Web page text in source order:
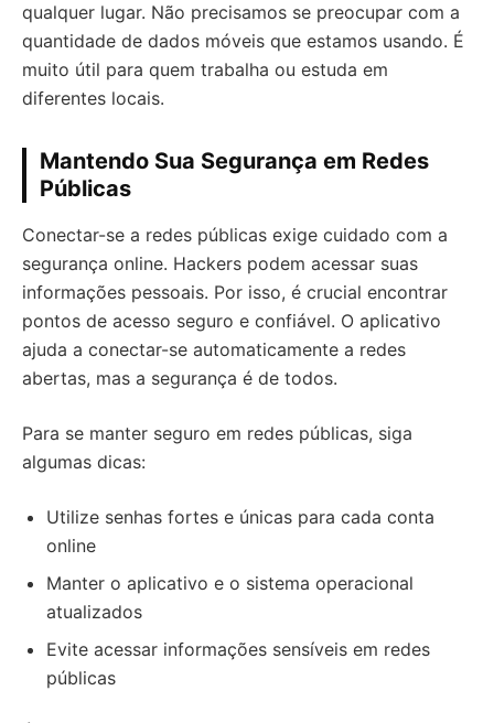
qualquer lugar. Não precisamos se preocupar com a
quantidade de dados móveis que estamos usando. É
muito útil para quem trabalha ou estuda em
diferentes locais.
Mantendo Sua Segurança em Redes
Públicas
Conectar-se a redes públicas exige cuidado com a
segurança online. Hackers podem acessar suas
informações pessoais. Por isso, é crucial encontrar
pontos de acesso seguro e confiável. O aplicativo
ajuda a conectar-se automaticamente a redes
abertas, mas a segurança é de todos.
Para se manter seguro em redes públicas, siga
algumas dicas:
Utilize senhas fortes e únicas para cada conta
online
Manter o aplicativo e o sistema operacional
atualizados
Evite acessar informações sensíveis em redes
públicas